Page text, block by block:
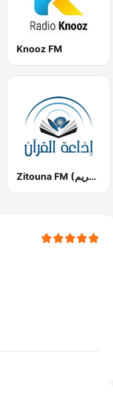
Knooz FM
Zitouna FM (إذاعة الزيتونة للقرآن الكريم)